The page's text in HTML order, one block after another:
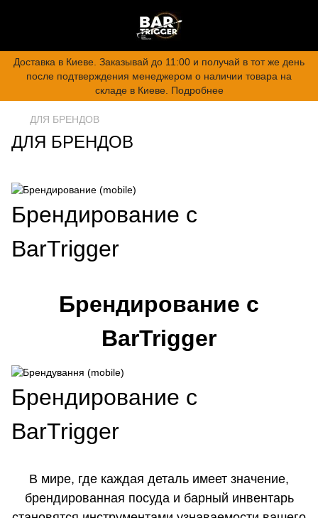
Доставка в Киеве. Заказывай до 11:00 и получай в тот же день
после подтверждения менеджером о наличии товара на
складе в Киеве. Подробнее
ДЛЯ БРЕНДОВ
ДЛЯ БРЕНДОВ
Брендирование с
BarTrigger
Брендирование с
BarTrigger
Брендирование с
BarTrigger
В мире, где каждая деталь имеет значение,
брендированная посуда и барный инвентарь